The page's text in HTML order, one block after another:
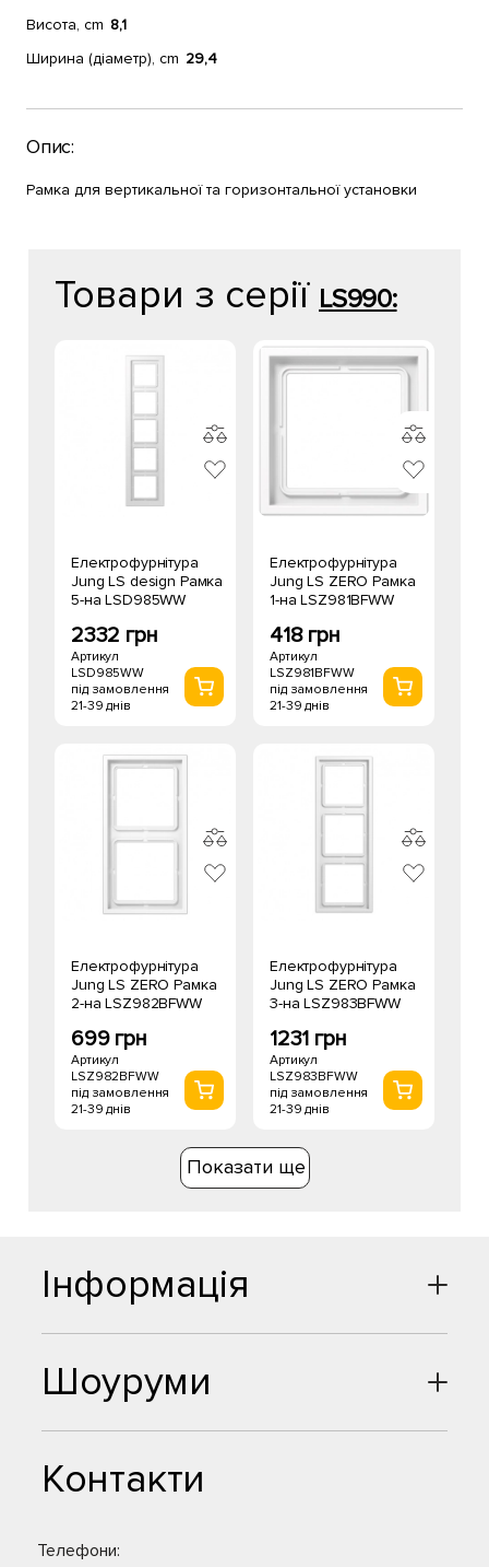
Висота, cm 8,1
Ширина (діаметр), cm 29,4
Опис:
Рамка для вертикальної та горизонтальної установки
Товари з серії LS990:
Електрофурнітура
Jung LS design Рамка
5-на LSD985WW
2332 грн
Артикул
LSD985WW
під замовлення
21-39 днів
Електрофурнітура
Jung LS ZERO Рамка
1-на LSZ981BFWW
418 грн
Артикул
LSZ981BFWW
під замовлення
21-39 днів
Електрофурнітура
Jung LS ZERO Рамка
2-на LSZ982BFWW
699 грн
Артикул
LSZ982BFWW
під замовлення
21-39 днів
Електрофурнітура
Jung LS ZERO Рамка
3-на LSZ983BFWW
1231 грн
Артикул
LSZ983BFWW
під замовлення
21-39 днів
Показати ще
Шоуруми
Контакти
Телефони:
Інформація